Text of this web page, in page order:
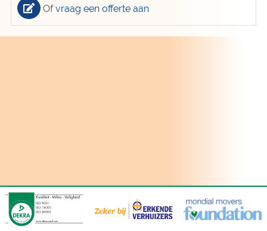
Ofvraag een offerte aan